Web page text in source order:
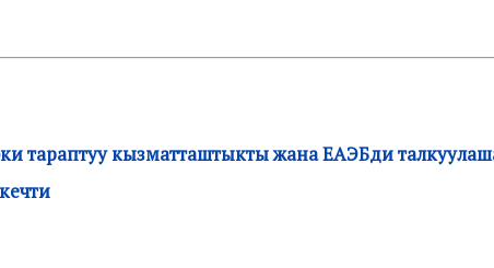
тараптуу кызматташтыкты жана ЕАЭБди